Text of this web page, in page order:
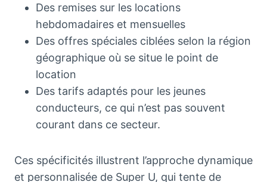
Des remises sur les locations
hebdomadaires et mensuelles
Des offres spéciales ciblées selon la région
géographique où se situe le point de
location
Des tarifs adaptés pour les jeunes
conducteurs, ce qui n’est pas souvent
courant dans ce secteur.
Ces spécificités illustrent l’approche dynamique
et personnalisée de Super U, qui tente de